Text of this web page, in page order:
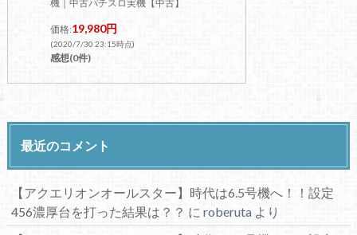
機｜中古パチスロ実機【中古】
価格:19,980円
(2020/7/30 23:15時点)
感想(0件)
最近のコメント
【アクエリオンオールスター】時代は6.5号機へ！！設定
456濃厚台を打った結果は？？ に roberutaより